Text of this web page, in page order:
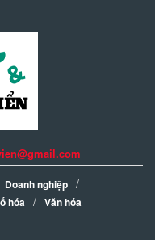
Doanh nghiệp
hóa Văn hóa